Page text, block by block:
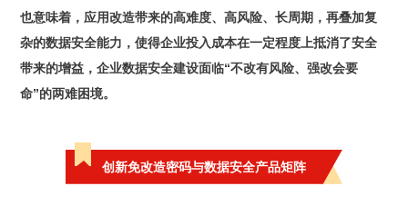
也意味着，应用改造带来的高难度、高风险、长周期，再叠加复
杂的数据安全能力，使得企业投入成本在一定程度上抵消了安全
带来的增益，企业数据安全建设面临“不改有风险、强改会要
命”的两难困境。
创新免改造密码与数据安全产品矩阵